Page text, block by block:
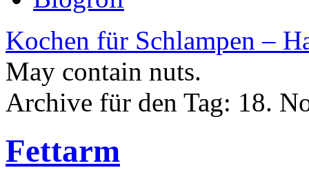
Kochen für Schlampen –
May contain nuts.
Archive für den Tag: 18.
Fettarm